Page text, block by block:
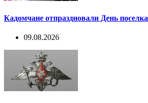
Кадомчане отпраздновали День поселка
09.08.2026